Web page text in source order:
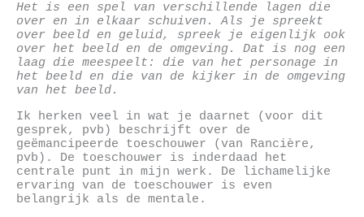
Het is een spel van verschillende lagen die
over en in elkaar schuiven. Als je spreekt
over beeld en geluid, spreek je eigenlijk ook
over het beeld en de omgeving. Dat is nog een
laag die meespeelt: die van het personage in
het beeld en die van de kijker in de omgeving
van het beeld.
Ik herken veel in wat je daarnet (voor dit
gesprek, pvb) beschrijft over de
geëmancipeerde toeschouwer (van Rancière,
pvb). De toeschouwer is inderdaad het
centrale punt in mijn werk. De lichamelijke
ervaring van de toeschouwer is even
belangrijk als de mentale.